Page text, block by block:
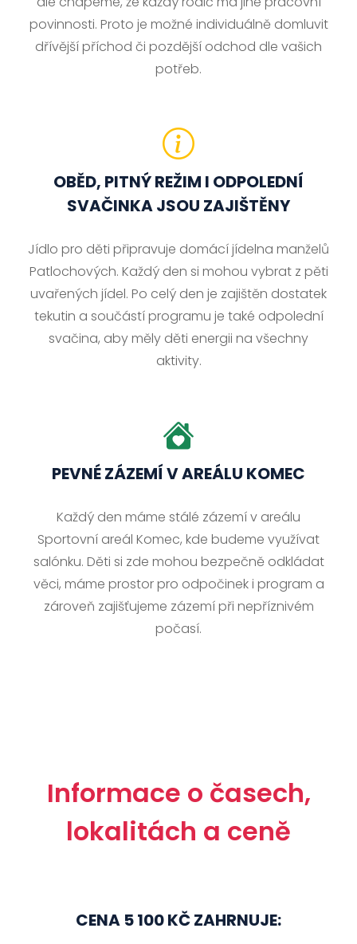
povinnosti. Proto je možné individuálně domluvit
dřívější příchod či pozdější odchod dle vašich
potřeb.
OBĚD, PITNÝ REŽIM I ODPOLEDNÍ
SVAČINKA JSOU ZAJIŠTĚNY
Jídlo pro děti připravuje domácí jídelna manželů
Patlochových. Každý den si mohou vybrat z pěti
uvařených jídel. Po celý den je zajištěn dostatek
tekutin a součástí programu je také odpolední
svačina, aby měly děti energii na všechny
aktivity.
PEVNÉ ZÁZEMÍ V AREÁLU KOMEC
Každý den máme stálé zázemí v areálu
Sportovní areál Komec, kde budeme využívat
salónku. Děti si zde mohou bezpečně odkládat
věci, máme prostor pro odpočinek i program a
zároveň zajišťujeme zázemí při nepříznivém
počasí.
Informace o časech,
lokalitách a ceně
CENA 5 100 KČ ZAHRNUJE: